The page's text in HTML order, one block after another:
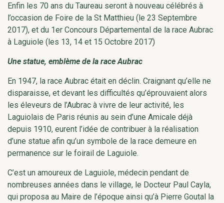
Enfin les 70 ans du Taureau seront à nouveau célébrés à
l’occasion de Foire de la St Matthieu (le 23 Septembre
2017), et du 1er Concours Départemental de la race Aubrac
à Laguiole (les 13, 14 et 15 Octobre 2017)
Une statue, emblème de la race Aubrac
En 1947, la race Aubrac était en déclin. Craignant qu’elle ne
disparaisse, et devant les difficultés qu’éprouvaient alors
les éleveurs de l’Aubrac à vivre de leur activité, les
Laguiolais de Paris réunis au sein d’une Amicale déjà
depuis 1910, eurent l’idée de contribuer à la réalisation
d’une statue afin qu’un symbole de la race demeure en
permanence sur le foirail de Laguiole.
C’est un amoureux de Laguiole, médecin pendant de
nombreuses années dans le village, le Docteur Paul Cayla,
qui proposa au Maire de l’époque ainsi qu’à Pierre Goutal la